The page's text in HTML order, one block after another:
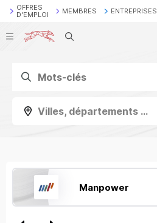
OFFRES
D'EMPLOI
MEMBRES ENTREPRISES
Recherche
Villes, départements ...
Manpower